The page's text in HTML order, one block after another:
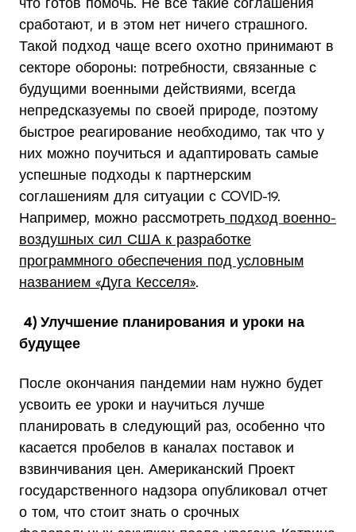
что готов помочь. Не все такие соглашения
сработают, и в этом нет ничего страшного.
Такой подход чаще всего охотно принимают в
секторе обороны: потребности, связанные с
будущими военными действиями, всегда
непредсказуемы по своей природе, поэтому
быстрое реагирование необходимо, так что у
них можно поучиться и адаптировать самые
успешные подходы к партнерским
соглашениям для ситуации с COVID-19.
Например, можно рассмотреть подход военно-
воздушных сил США к разработке
программного обеспечения под условным
названием «Дуга Кесселя».
4) Улучшение планирования и уроки на
будущее
После окончания пандемии нам нужно будет
усвоить ее уроки и научиться лучше
планировать в следующий раз, особенно что
касается пробелов в каналах поставок и
взвинчивания цен. Американский Проект
государственного надзора опубликовал отчет
о том, что стоит знать о срочных